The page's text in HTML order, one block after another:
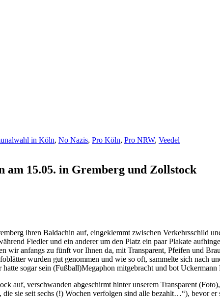
in Köln, No Nazis, Pro Köln, Pro NRW, Veedel
am 15.05. in Gremberg und Zollstock
ihren Baldachin auf, eingeklemmt zwischen Verkehrsschild
Fiedler und ein anderer um den Platz ein paar Plakate
wir anfangs zu fünft vor Ihnen da, mit Transparent, Pfeifen und
wurden gut genommen und wie so oft, sammelte sich nach
sogar sein (Fußball)Megaphon mitgebracht und bot Uckermann
auf, verschwanden abgeschirmt hinter unserem Transparent
sie seit sechs (!) Wochen verfolgen sind alle bezahlt…“), bevor er